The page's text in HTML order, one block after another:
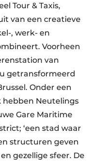
Tour & Taxis,
van een creatieve
, werk- en
Voorheen
van
getransformeerd
Onder een
Neutelings
Gare Maritime
‘een stad waar
structuren geven
gezellige sfeer. De